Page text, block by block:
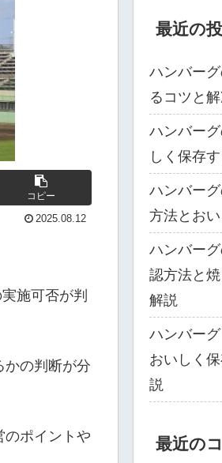
コピー
2025.08.12
施可否が判
かの判断が分
のポイントや
最近の
ハンバー
るコツと
ハンバー
しく保存
ハンバー
方法とお
ハンバー
認方法と
解説
ハンバー
おいしく
説
最近の